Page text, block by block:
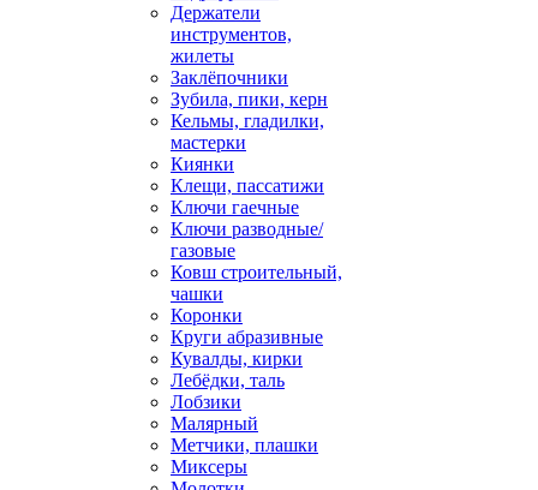
Держатели
инструментов,
жилеты
Заклёпочники
Зубила, пики, керн
Кельмы, гладилки,
мастерки
Киянки
Клещи, пассатижи
Ключи гаечные
Ключи разводные/
газовые
Ковш строительный,
чашки
Коронки
Круги абразивные
Кувалды, кирки
Лебёдки, таль
Лобзики
Малярный
Метчики, плашки
Миксеры